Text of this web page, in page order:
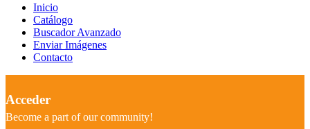
Inicio
Catálogo
Buscador Avanzado
Enviar Imágenes
Contacto
Acceder
Become a part of our community!